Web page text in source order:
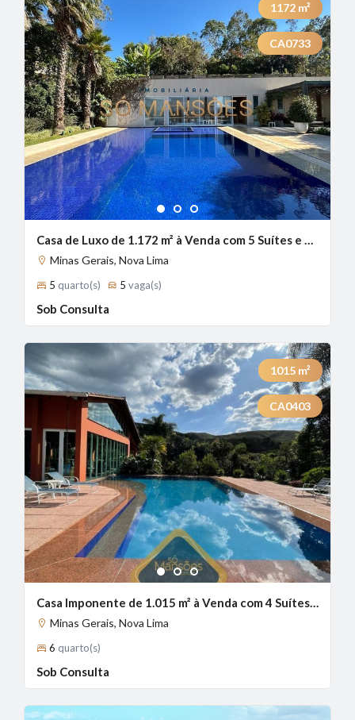
1 2 3
1172 m²
CA0733
Casa de Luxo de 1.172 m² à Venda com 5 Suítes e Vista Panorâmica no Riviera, Nova Lima - MG
Minas Gerais, Nova Lima
5 quarto(s) 5 vaga(s)
Sob Consulta
1 2 3
1015 m²
CA0403
Casa Imponente de 1.015 m² à Venda com 4 Suítes e Piscina Aquecida no Lagoa do Miguelão, Nova Lima - MG
Minas Gerais, Nova Lima
6 quarto(s)
Sob Consulta